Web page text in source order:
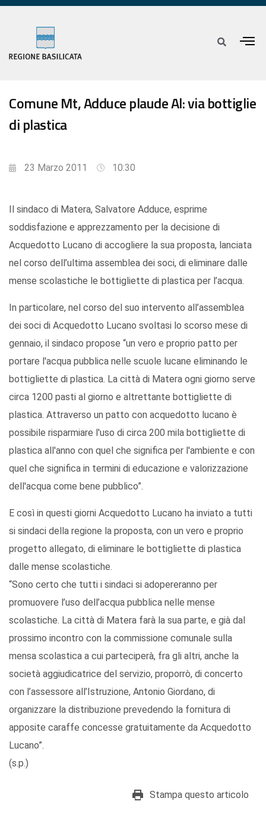
Comune Mt, Adduce plaude Al: via bottiglie
di plastica
23 Marzo 2011 10:30
Il sindaco di Matera, Salvatore Adduce, esprime
soddisfazione e apprezzamento per la decisione di
Acquedotto Lucano di accogliere la sua proposta, lanciata
nel corso dell’ultima assemblea dei soci, di eliminare dalle
mense scolastiche le bottigliette di plastica per l’acqua.
In particolare, nel corso del suo intervento all’assemblea
dei soci di Acquedotto Lucano svoltasi lo scorso mese di
gennaio, il sindaco propose “un vero e proprio patto per
portare l'acqua pubblica nelle scuole lucane eliminando le
bottigliette di plastica. La città di Matera ogni giorno serve
circa 1200 pasti al giorno e altrettante bottigliette di
plastica. Attraverso un patto con acquedotto lucano è
possibile risparmiare l'uso di circa 200 mila bottigliette di
plastica all'anno con quel che significa per l'ambiente e con
quel che significa in termini di educazione e valorizzazione
dell'acqua come bene pubblico”.
E così in questi giorni Acquedotto Lucano ha inviato a tutti
si sindaci della regione la proposta, con un vero e proprio
progetto allegato, di eliminare le bottigliette di plastica
dalle mense scolastiche.
“Sono certo che tutti i sindaci si adopereranno per
promuovere l’uso dell’acqua pubblica nelle mense
scolastiche. La città di Matera farà la sua parte, e già dal
prossimo incontro con la commissione comunale sulla
mensa scolastica a cui parteciperà, fra gli altri, anche la
società aggiudicatrice del servizio, proporrò, di concerto
con l’assessore all’Istruzione, Antonio Giordano, di
organizzare la distribuzione prevedendo la fornitura di
apposite caraffe concesse gratuitamente da Acquedotto
Lucano”.
(s.p.)
Stampa questo articolo